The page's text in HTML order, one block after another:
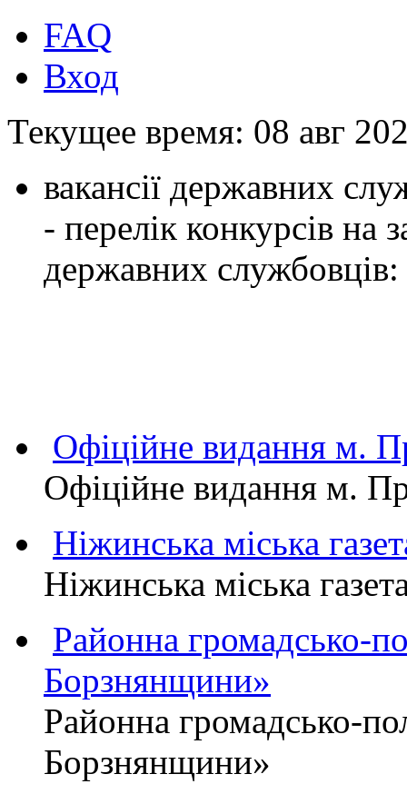
FAQ
Вход
Текущее время: 08 авг
вакансії державних
- перелік конкурсів на
державних службовців:
Офіційне видання
Офіційне видання м.
Ніжинська міська
Ніжинська міська
Районна громадсько-
Борзнянщини»
Районна громадсько-
Борзнянщини»